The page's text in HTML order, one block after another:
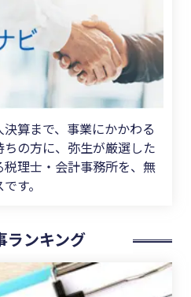
算まで、事業にかかわる
の方に、弥生が厳選した
理士・会計事務所を、無
す。
ランキング